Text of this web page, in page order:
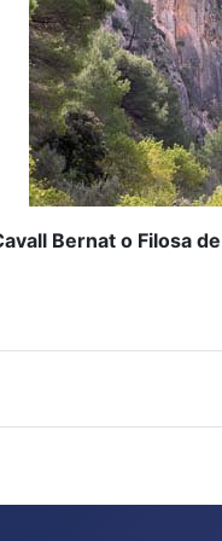
Bernat o Filosa